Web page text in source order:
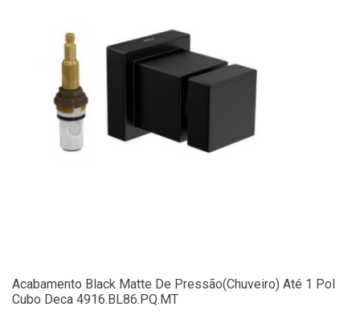
Acabamento Black Matte De Pressão(chuveiro) Até 1 Pol
Cubo Deca 4916.BL86.PQ.MT